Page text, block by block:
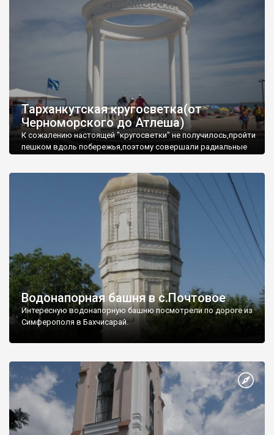
Тарханкутская кругосветка(от
Черноморского до Атлеша)
К сожалению настоящей "кругосветки" не получилось,пройти
пешком вдоль побережья,поэтому совершали радиальные
Водонапорная башня в с.Почтовое
Интересную водонапорную башню посмотрели по дороге из
Симферополя в Бахчисарай.